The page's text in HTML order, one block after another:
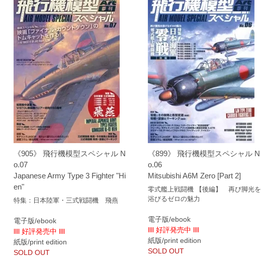
《905》 飛行機模型スペシャル N
o.07
Japanese Army Type 3 Fighter "Hi
en"
特集：日本陸軍・三式戦闘機 飛燕
電子版/ebook
llll 好評発売中 llll
紙版/print edition
SOLD OUT
《899》 飛行機模型スペシャル N
o.06
Mitsubishi A6M Zero [Part 2]
零式艦上戦闘機 【後編】 再び脚光を
浴びるゼロの魅力
電子版/ebook
llll 好評発売中 llll
紙版/print edition
SOLD OUT